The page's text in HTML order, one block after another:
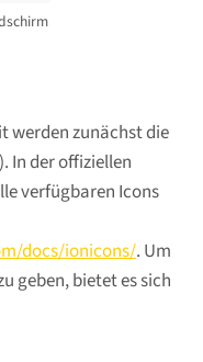
werden zunächst die
In der offiziellen
verfügbaren Icons
docs/ionicons/. Um
geben, bietet es sich